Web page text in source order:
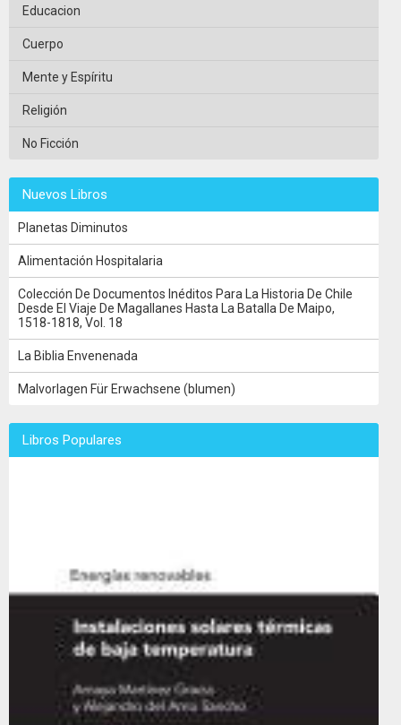
Educacion
Cuerpo
Mente y Espíritu
Religión
No Ficción
Nuevos Libros
Planetas Diminutos
Alimentación Hospitalaria
Colección De Documentos Inéditos Para La Historia De Chile
Desde El Viaje De Magallanes Hasta La Batalla De Maipo,
1518-1818, Vol. 18
La Biblia Envenenada
Malvorlagen Für Erwachsene (blumen)
Libros Populares